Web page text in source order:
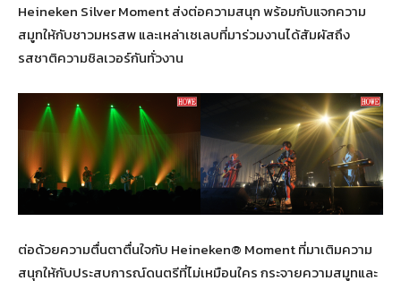
Heineken Silver Moment ส่งต่อความสนุก พร้อมกับแจกความ
สมูทให้กับชาวมหรสพ และเหล่าเซเลบที่มาร่วมงานได้สัมผัสถึง
รสชาติความชิลเวอร์กันทั่วงาน
ต่อด้วยความตื่นตาตื่นใจกับ Heineken® Moment ที่มาเติมความ
สนุกให้กับประสบการณ์ดนตรีที่ไม่เหมือนใคร กระจายความสมูทและ